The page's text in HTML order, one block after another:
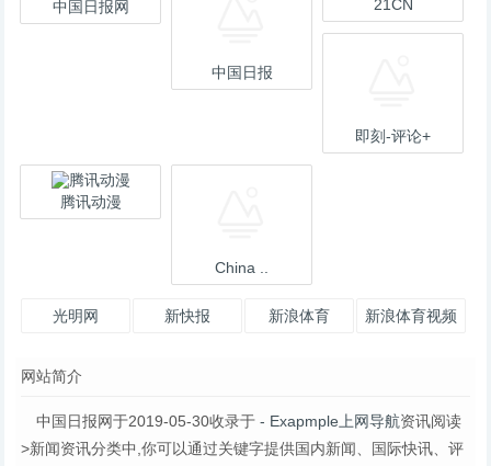
中国日报网
中国日报
21CN
即刻-评论+
腾讯动漫
China ..
光明网 新快报 新浪体育 新浪体育视频
网站简介
中国日报网于2019-05-30收录于 - Exapmple上网导航资讯阅读
>新闻资讯分类中,你可以通过关键字提供国内新闻、国际快讯、评